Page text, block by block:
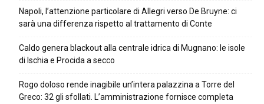
Napoli, l’attenzione particolare di Allegri verso De Bruyne: ci
sarà una differenza rispetto al trattamento di Conte
Caldo genera blackout alla centrale idrica di Mugnano: le isole
di Ischia e Procida a secco
Rogo doloso rende inagibile un’intera palazzina a Torre del
Greco: 32 gli sfollati. L’amministrazione fornisce completa